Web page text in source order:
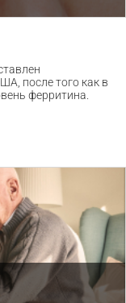
после того как в
ферритина.